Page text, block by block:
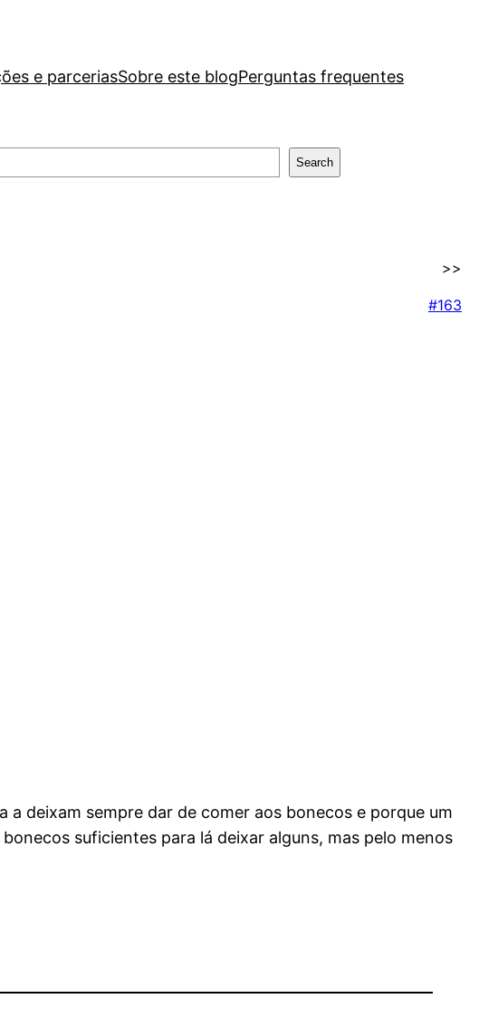
e parceriasSobre este blogPerguntas frequentes
Search
>>
#163
a deixam sempre dar de comer aos bonecos e porque um
suficientes para lá deixar alguns, mas pelo menos